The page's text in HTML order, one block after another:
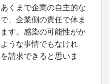
くまで企業の自主的な
、企業側の責任で休ま
す。感染の可能性がか
うな事情でもなけれ
請求できると思いま